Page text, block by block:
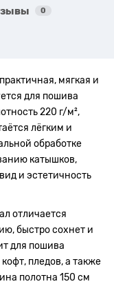
0
мягкая и
для пошива
220 г/м²,
лёгким и
обработке
катышков,
и эстетичность
отличается
быстро сохнет и
для пошива
пледов, а также
полотна 150 см